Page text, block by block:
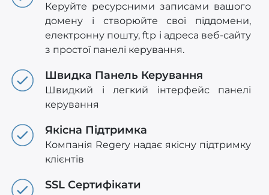
Керуйте ресурсними записами вашого
домену і створюйте свої піддомени,
електронну пошту, ftp і адреса веб-сайту
з простої панелі керування.
Швидка Панель Керування
Швидкий і легкий інтерфейс панелі
керування
Якісна Підтримка
Компанія Regery надає якісну підтримку
клієнтів
SSL Сертифікати